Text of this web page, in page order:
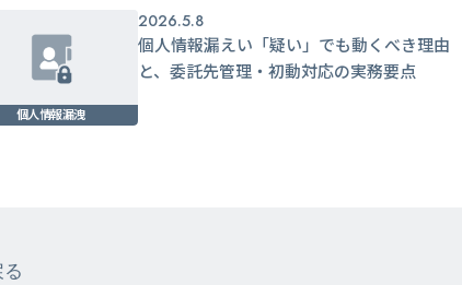
個人情報漏洩
2026.5.8
個人情報漏えい「疑い」でも動くべき理由
と、委託先管理・初動対応の実務要点